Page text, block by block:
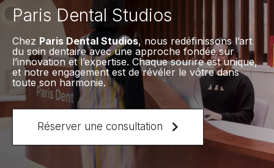
Paris Dental Studios
Chez Paris Dental Studios, nous redéfinissons l’art
du soin dentaire avec une approche fondée sur
l’innovation et l’expertise. Chaque sourire est unique,
et notre engagement est de révéler le vôtre dans
toute son harmonie.
Réserver une consultation